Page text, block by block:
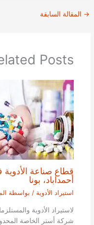
→ المقالة السابقة
Posts
قطاع صناعة الأدوية
أحمداباد، بونا
استيراد الأدوية / بواسطة
لاستيراد الأدوية
شركة أستر الخاصة